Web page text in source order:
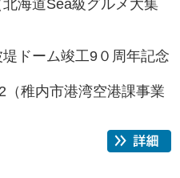
グルメ大集
ドーム竣工9０周年記念
（稚内市港湾空港課事業